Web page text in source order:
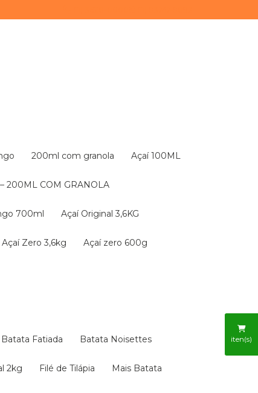
200ml com granola Açaí 100ML
– 200ML COM GRANOLA
700ml Açaí Original 3,6KG
Açaí Zero 3,6kg Açaí zero 600g
Batata Fatiada Batata Noisettes
2kg Filé de Tilápia Mais Batata
iten(s)